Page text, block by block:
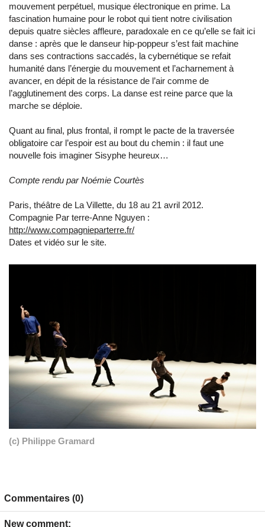
mouvement perpétuel, musique électronique en prime. La
fascination humaine pour le robot qui tient notre civilisation
depuis quatre siècles affleure, paradoxale en ce qu’elle se fait ici
danse : après que le danseur hip-poppeur s’est fait machine
dans ses contractions saccadés, la cybernétique se refait
humanité dans l’énergie du mouvement et l’acharnement à
avancer, en dépit de la résistance de l’air comme de
l’agglutinement des corps. La danse est reine parce que la
marche se déploie.
Quant au final, plus frontal, il rompt le pacte de la traversée
obligatoire car l’espoir est au bout du chemin : il faut une
nouvelle fois imaginer Sisyphe heureux…
Compte rendu par Noémie Courtès
Paris, théâtre de La Villette, du 18 au 21 avril 2012.
Compagnie Par terre-Anne Nguyen :
http://www.compagnieparterre.fr/
Dates et vidéo sur le site.
(c) Philippe Gramard
Commentaires (0)
New comment: